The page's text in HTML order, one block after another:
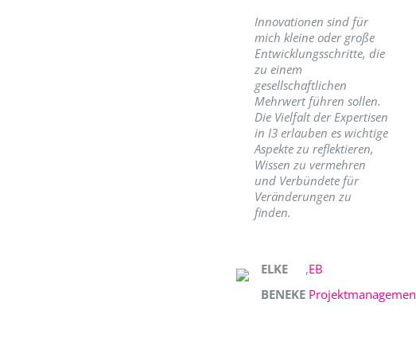
Innovationen sind für
mich kleine oder große
Entwicklungsschritte, die
zu einem
gesellschaftlichen
Mehrwert führen sollen.
Die Vielfalt der Expertisen
in I3 erlauben es wichtige
Aspekte zu reflektieren,
Wissen zu vermehren
und Verbündete für
Veränderungen zu
finden.
ELKE
BENEKE
,EB